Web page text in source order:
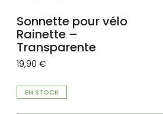
Sonnette pour vélo
Rainette –
Transparente
19,90€
EN STOCK